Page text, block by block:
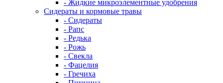
- Жидкие микроэлементные удобрения
Сидераты и кормовые травы
- Сидераты
- Рапс
- Редька
- Рожь
- Свекла
- Фацелия
- Гречиха